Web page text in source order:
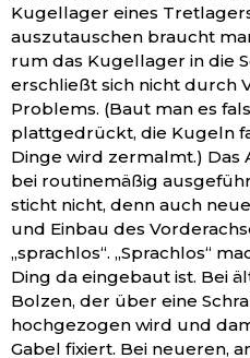
Kugellager eines
auszutauschen braucht
rum das Kugellager in die
erschließt sich nicht durch
Problems. (Baut man es
plattgedrückt, die Kugeln
Dinge wird zermalmt.) Das
bei routinemäßig
sticht nicht, denn auch
und Einbau des
„sprachlos“. „Sprachlos“
Ding da eingebaut ist. Bei
Bolzen, der über eine
hochgezogen wird und
Gabel fixiert. Bei neueren,